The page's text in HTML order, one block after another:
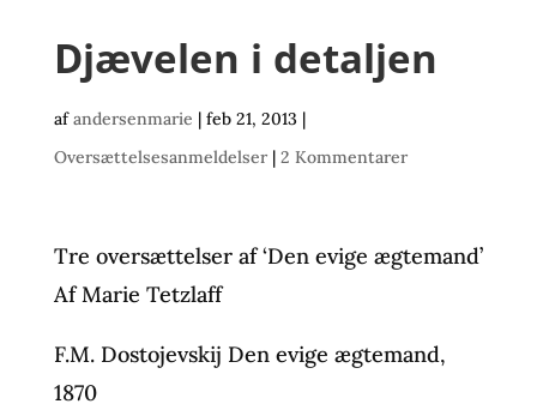
Djævelen i detaljen
afandersenmarie | feb 21, 2013|
Oversættelsesanmeldelser| 2 Kommentarer
Tre oversættelser af ‘Den evige ægtemand’
Af Marie Tetzlaff
F.M. Dostojevskij Den evige ægtemand,
1870